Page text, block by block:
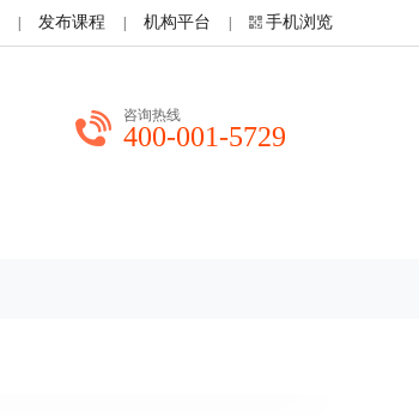
发布课程 机构平台 手机浏览
咨询热线
400-001-5729